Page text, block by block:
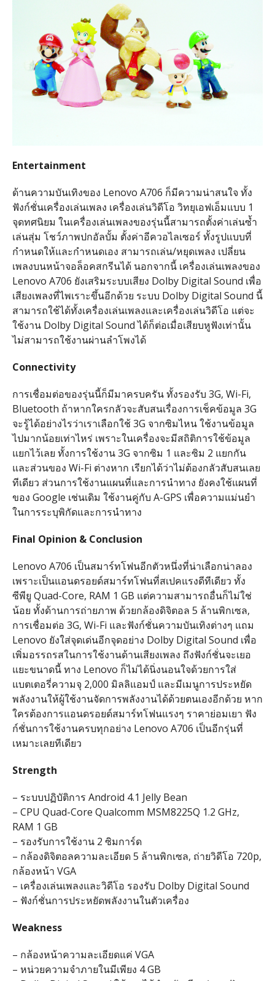
Entertainment
ด้านความบันเทิงของ Lenovo A706 ก็มีความน่าสนใจ ทั้ง
ฟังก์ชั่นเครื่องเล่นเพลง เครื่องเล่นวิดีโอ วิทยุเอฟเอ็มแบบ 1
จุดทศนิยม ในเครื่องเล่นเพลงของรุ่นนี้สามารถตั้งค่าเล่นซ้ำ
เล่นสุ่ม โชว์ภาพปกอัลบั้ม ตั้งค่าอีควอไลเซอร์ ทั้งรูปแบบที่
กำหนดให้และกำหนดเอง สามารถเล่น/หยุดเพลง เปลี่ยน
เพลงบนหน้าจอล็อคสกรีนได้ นอกจากนี้ เครื่องเล่นเพลงของ
Lenovo A706 ยังเสริมระบบเสียง Dolby Digital Sound เพื่อ
เสียงเพลงที่ไพเราะขึ้นอีกด้วย ระบบ Dolby Digital Sound นี้
สามารถใช้ได้ทั้งเครื่องเล่นเพลงและเครื่องเล่นวิดีโอ แต่จะ
ใช้งาน Dolby Digital Sound ได้ก็ต่อเมื่อเสียบหูฟังเท่านั้น
ไม่สามารถใช้งานผ่านลำโพงได้
Connectivity
การเชื่อมต่อของรุ่นนี้ก็มีมาครบครัน ทั้งรองรับ 3G, Wi-Fi,
Bluetooth ถ้าหากใครกลัวจะสับสนเรื่องการเช็คข้อมูล 3G
จะรู้ได้อย่างไรว่าเราเลือกใช้ 3G จากซิมไหน ใช้งานข้อมูล
ไปมากน้อยเท่าไหร่ เพราะในเครื่องจะมีสถิติการใช้ข้อมูล
แยกไว้เลย ทั้งการใช้งาน 3G จากซิม 1 และซิม 2 แยกกัน
และส่วนของ Wi-Fi ต่างหาก เรียกได้ว่าไม่ต้องกลัวสับสนเลย
ทีเดียว ส่วนการใช้งานแผนที่และการนำทาง ยังคงใช้แผนที่
ของ Google เช่นเดิม ใช้งานคู่กับ A-GPS เพื่อความแม่นยำ
ในการระบุพิกัดและการนำทาง
Final Opinion & Conclusion
Lenovo A706 เป็นสมาร์ทโฟนอีกตัวหนึ่งที่น่าเลือกน่าลอง
เพราะเป็นแอนดรอยด์สมาร์ทโฟนที่สเปคแรงดีทีเดียว ทั้ง
ซีพียู Quad-Core, RAM 1 GB แต่ความสามารถอื่นก็ไม่ใช่
น้อย ทั้งด้านการถ่ายภาพ ด้วยกล้องดิจิตอล 5 ล้านพิกเซล,
การเชื่อมต่อ 3G, Wi-Fi และฟังก์ชั่นความบันเทิงต่างๆ แถม
Lenovo ยังใส่จุดเด่นอีกจุดอย่าง Dolby Digital Sound เพื่อ
เพิ่มอรรถรสในการใช้งานด้านเสียงเพลง ถึงฟังก์ชั่นจะเยอ
แยะขนาดนี้ ทาง Lenovo ก็ไม่ได้นิ่งนอนใจด้วยการใส่
แบตเตอรี่ความจุ 2,000 มิลลิแอมป์ และมีเมนูการประหยัด
พลังงานให้ผู้ใช้งานจัดการพลังงานได้ด้วยตนเองอีกด้วย หาก
ใครต้องการแอนดรอยด์สมาร์ทโฟนแรงๆ ราคาย่อมเยา ฟัง
ก์ชั่นการใช้งานครบทุกอย่าง Lenovo A706 เป็นอีกรุ่นที่
เหมาะเลยทีเดียว
Strength
– ระบบปฏิบัติการ Android 4.1 Jelly Bean
– CPU Quad-Core Qualcomm MSM8225Q 1.2 GHz,
RAM 1 GB
– รองรับการใช้งาน 2 ซิมการ์ด
– กล้องดิจิตอลความละเอียด 5 ล้านพิกเซล, ถ่ายวิดีโอ 720p,
กล้องหน้า VGA
– เครื่องเล่นเพลงและวิดีโอ รองรับ Dolby Digital Sound
– ฟังก์ชั่นการประหยัดพลังงานในตัวเครื่อง
Weakness
– กล้องหน้าความละเอียดแค่ VGA
– หน่วยความจำภายในมีเพียง 4 GB